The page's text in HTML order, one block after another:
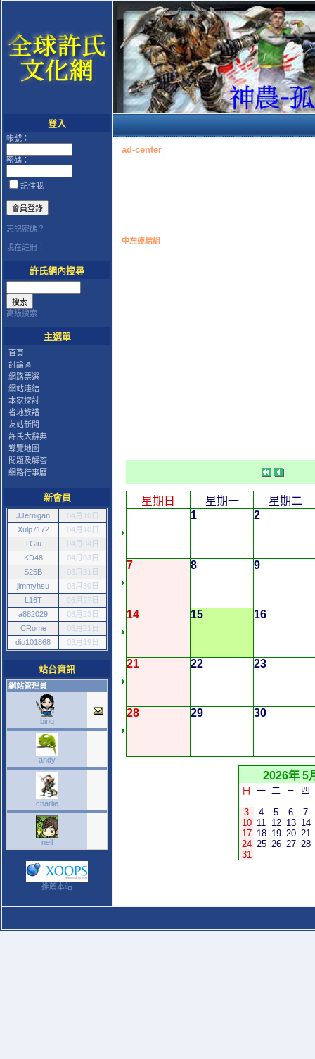
登入
帳號：
密碼：
記住我
忘記密碼？
現在註冊！
許氏網內搜尋
高級搜索
主選單
首頁
討論區
網路票選
網站連結
本家探討
省地族譜
友站新聞
許氏大辭典
導覽地圖
問題及解答
網路行事曆
新會員
JJernigan
04月10日
Xulp7172
04月10日
TGiu
04月04日
KD48
04月03日
S25B
03月31日
jimmyhsu
03月30日
L16T
03月27日
a882029
03月23日
CRome
03月21日
dio101868
03月19日
站台資訊
網站管理員
bing
andy
charlie
neil
推薦本站
ad-center
中左連結組
星期日 星期一
星期二
1
2
7 8 9
14 15 16
21 22 23
28 29 30
2026年 5
日 一 二 三 四
3 4 5 6
7
10 11 12 13 14
17 18 19 20 21
24 25 26 27 28
31